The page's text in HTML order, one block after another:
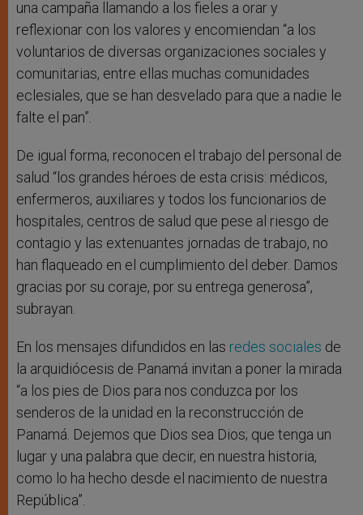
una campaña llamando a los fieles a orar y
reflexionar con los valores y encomiendan “a los
voluntarios de diversas organizaciones sociales y
comunitarias, entre ellas muchas comunidades
eclesiales, que se han desvelado para que a nadie le
falte el pan”.
De igual forma, reconocen el trabajo del personal de
salud “los grandes héroes de esta crisis: médicos,
enfermeros, auxiliares y todos los funcionarios de
hospitales, centros de salud que pese al riesgo de
contagio y las extenuantes jornadas de trabajo, no
han flaqueado en el cumplimiento del deber. Damos
gracias por su coraje, por su entrega generosa”,
subrayan.
En los mensajes difundidos en las redes sociales de
la arquidiócesis de Panamá invitan a poner la mirada
“a los pies de Dios para nos conduzca por los
senderos de la unidad en la reconstrucción de
Panamá. Dejemos que Dios sea Dios; que tenga un
lugar y una palabra que decir, en nuestra historia,
como lo ha hecho desde el nacimiento de nuestra
República”.